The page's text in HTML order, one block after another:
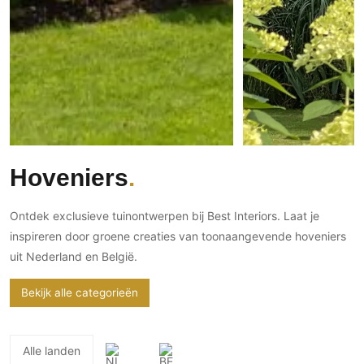
PVC vloeren
Gietvloeren
Houten vloeren
Natuursteen en keramiek vloeren
Vloerkleden
Afwerking
Wandafwerking
Behang / Wandtextiel
Natuursteen en keramiek
Schilderwerk
Hoveniers
Ontdek exclusieve tuinontwerpen bij Best Interiors. Laat je
inspireren door groene creaties van toonaangevende hoveniers
uit Nederland en België.
Bekijk alle categorieën
Alle landen